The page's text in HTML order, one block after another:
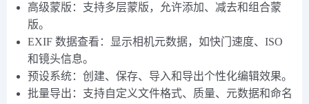
高级蒙版：支持多层蒙版，允许添加、减去和组合蒙
版。
EXIF 数据查看：显示相机元数据，如快门速度、ISO
和镜头信息。
预设系统：创建、保存、导入和导出个性化编辑效果。
批量导出：支持自定义文件格式、质量、元数据和命名